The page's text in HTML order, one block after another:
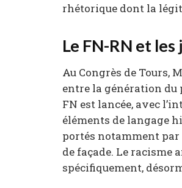
rhétorique dont la
Le FN-RN et
Au Congrès de Tours,
entre la génération du
FN est lancée, avec
éléments de langage
portés notamment
de façade. Le racisme
spécifiquement,